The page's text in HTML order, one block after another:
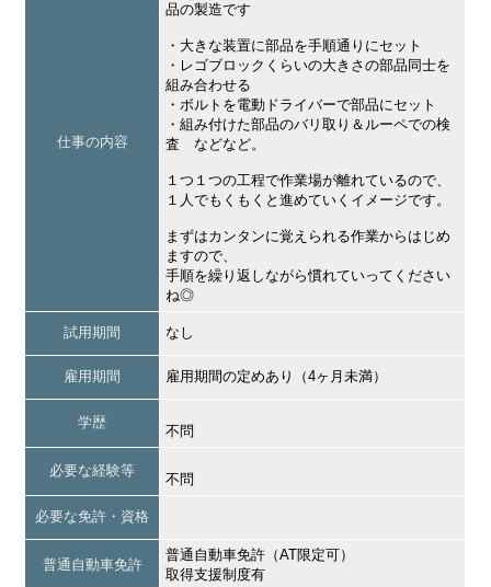
仕事の内容
品の製造です
・大きな装置に部品を手順通りにセット
・レゴブロックくらいの大きさの部品同士を
組み合わせる
・ボルトを電動ドライバーで部品にセット
・組み付けた部品のバリ取り＆ルーペでの検
査 などなど。
１つ１つの工程で作業場が離れているので、
１人でもくもくと進めていくイメージです。
まずはカンタンに覚えられる作業からはじめ
ますので、
手順を繰り返しながら慣れていってください
ね◎
試用期間 なし
雇用期間 雇用期間の定めあり（4ヶ月未満）
学歴
不問
必要な経験等
不問
必要な免許・資格
普通自動車免許
普通自動車免許（AT限定可）
取得支援制度有